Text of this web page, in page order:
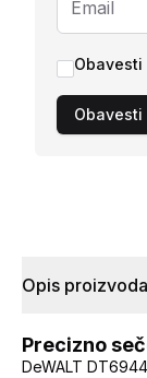
Obavesti
Obavesti
Opis proizvoda
Precizno
DeWALT